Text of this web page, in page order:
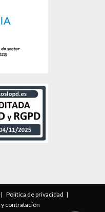
Política de privacidad
contratación